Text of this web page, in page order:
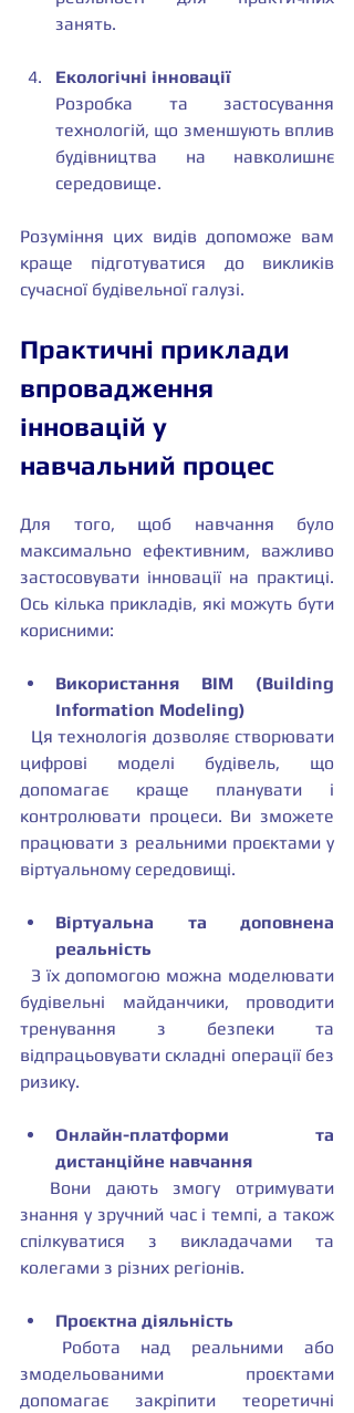
занять.
Екологічні інновації
Розробка та застосування
технологій, що зменшують вплив
будівництва на навколишнє
середовище.
Розуміння цих видів допоможе вам
краще підготуватися до викликів
сучасної будівельної галузі.
Практичні приклади
впровадження
інновацій у
навчальний процес
Для того, щоб навчання було
максимально ефективним, важливо
застосовувати інновації на практиці.
Ось кілька прикладів, які можуть бути
корисними:
Використання BIM (Building
Information Modeling)
цифрові моделі будівель, що
допомагає краще планувати і
контролювати процеси. Ви зможете
працювати з реальними проєктами у
віртуальному середовищі.
Віртуальна та доповнена
реальність
будівельні майданчики, проводити
тренування з безпеки та
відпрацьовувати складні операції без
ризику.
Онлайн-платформи та
дистанційне навчання
знання у зручний час і темпі, а також
спілкуватися з викладачами та
колегами з різних регіонів.
Проєктна діяльність
змодельованими проєктами
допомагає закріпити теоретичні